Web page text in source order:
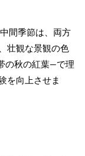
間季節は、両方
壮観な景観の色
の秋の紅葉—で理
を向上させま